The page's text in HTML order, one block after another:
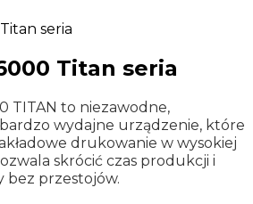
Titan seria
TITAN to niezawodne,
wydajne urządzenie, które
drukowanie w wysokiej
skrócić czas produkcji i
bez przestojów.